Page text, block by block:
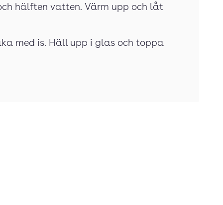
hälften vatten. Värm upp och låt
med is. Häll upp i glas och toppa